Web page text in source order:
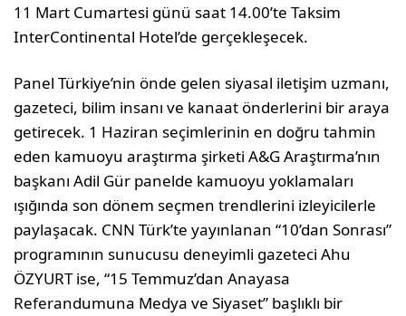
11 Mart Cumartesi günü saat 14.00’te Taksim
InterContinental Hotel’de gerçekleşecek.
Panel Türkiye’nin önde gelen siyasal iletişim uzmanı,
gazeteci, bilim insanı ve kanaat önderlerini bir araya
getirecek. 1 Haziran seçimlerinin en doğru tahmin
eden kamuoyu araştırma şirketi A&G Araştırma’nın
başkanı Adil Gür panelde kamuoyu yoklamaları
ışığında son dönem seçmen trendlerini izleyicilerle
paylaşacak. CNN Türk’te yayınlanan “10’dan Sonrası”
programının sunucusu deneyimli gazeteci Ahu
ÖZYURT ise, “15 Temmuz’dan Anayasa
Referandumuna Medya ve Siyaset” başlıklı bir